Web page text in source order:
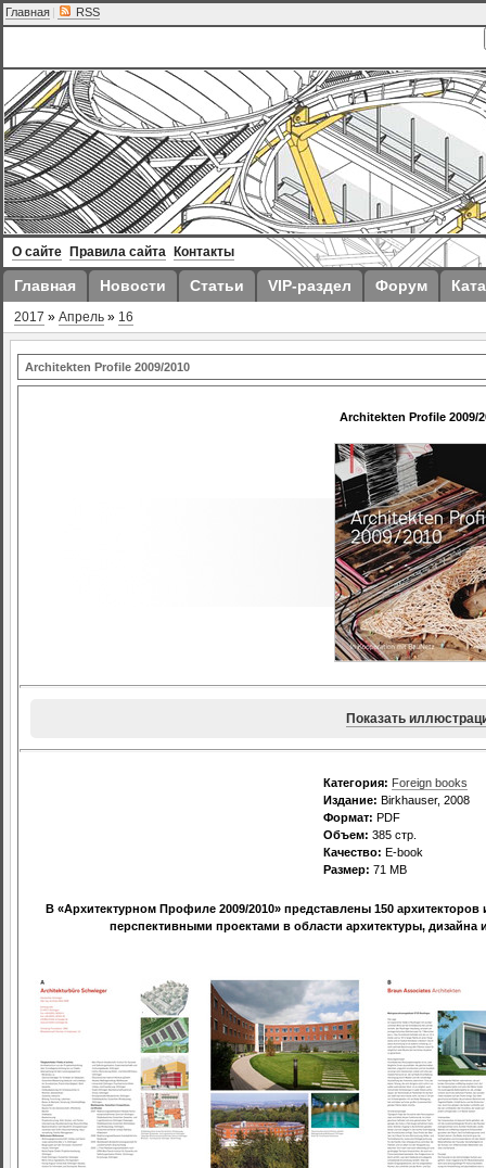
Главная | RSS
О сайте Правила сайта Контакты
Главная Новости Статьи VIP-раздел Форум
2017 » Апрель » 16
Architekten Profile 2009/2010
Architekten Profile 2009/
Показать
Категория: Foreign books
Издание: Birkhauser, 2008
Формат: PDF
Объем: 385 стр.
Качество: E-book
Размер: 71 МВ
В «Архитектурном Профиле 2009/2010» представлены 150
перспективными проектами в области архитектуры,